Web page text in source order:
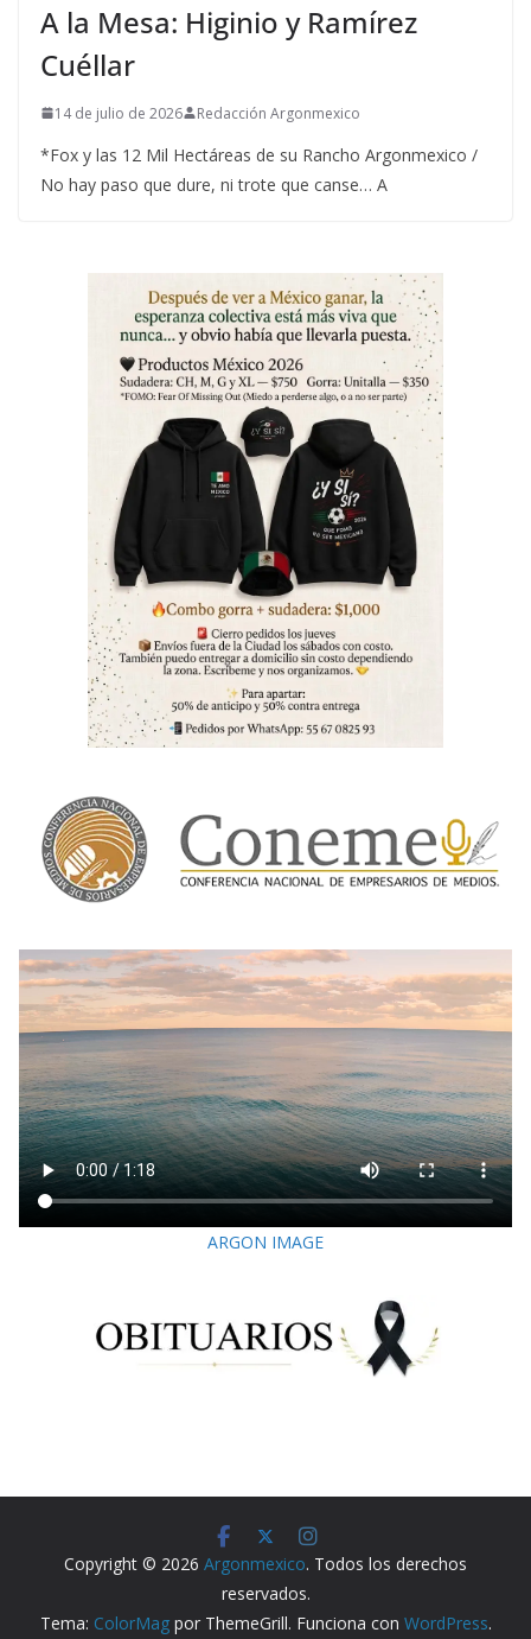
A la Mesa: Higinio y Ramírez
Cuéllar
14 de julio de 2026 Redacción Argonmexico
*Fox y las 12 Mil Hectáreas de su Rancho Argonmexico /
No hay paso que dure, ni trote que canse… A
ARGON IMAGE
Copyright © 2026 Argonmexico. Todos los derechos
reservados.
Tema: ColorMagpor ThemeGrill. Funciona con WordPress.